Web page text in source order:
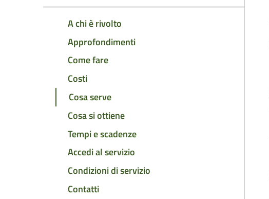
A chi è rivolto
Approfondimenti
Come fare
Costi
Cosa serve
Cosa si ottiene
Tempi e scadenze
Accedi al servizio
Condizioni di servizio
Contatti